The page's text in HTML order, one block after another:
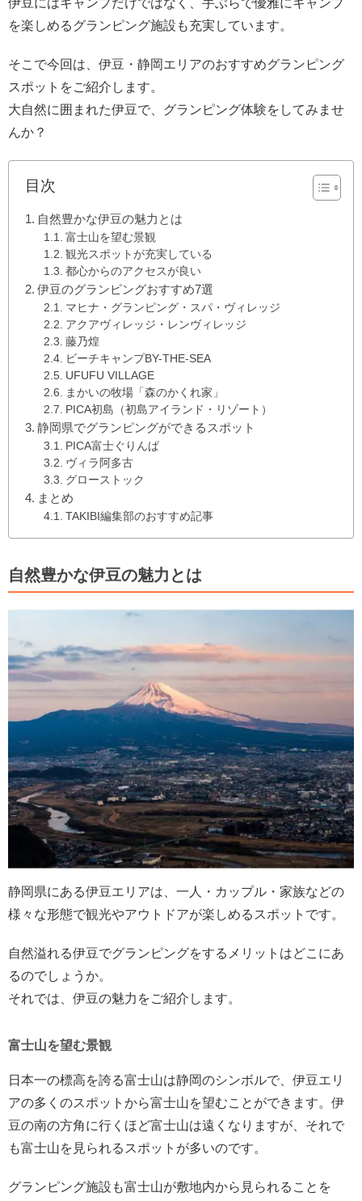
を楽しめるグランピング施設も充実しています。
そこで今回は、伊豆・静岡エリアのおすすめグランピング
スポットをご紹介します。
大自然に囲まれた伊豆で、グランピング体験をしてみませ
んか？
目次
自然豊かな伊豆の魅力とは
富士山を望む景観
観光スポットが充実している
都心からのアクセスが良い
伊豆のグランピングおすすめ7選
マヒナ・グランピング・スパ・ヴィレッジ
アクアヴィレッジ・レンヴィレッジ
藤乃煌
ビーチキャンプBY-THE-SEA
UFUFU VILLAGE
まかいの牧場「森のかくれ家」
PICA初島（初島アイランド・リゾート）
静岡県でグランピングができるスポット
PICA富士ぐりんぱ
ヴィラ阿多古
グローストック
まとめ
TAKIBI編集部のおすすめ記事
自然豊かな伊豆の魅力とは
静岡県にある伊豆エリアは、一人・カップル・家族などの
様々な形態で観光やアウトドアが楽しめるスポットです。
自然溢れる伊豆でグランピングをするメリットはどこにあ
るのでしょうか。
それでは、伊豆の魅力をご紹介します。
富士山を望む景観
日本一の標高を誇る富士山は静岡のシンボルで、伊豆エリ
アの多くのスポットから富士山を望むことができます。伊
豆の南の方角に行くほど富士山は遠くなりますが、それで
も富士山を見られるスポットが多いのです。
グランピング施設も富士山が敷地内から見られることを